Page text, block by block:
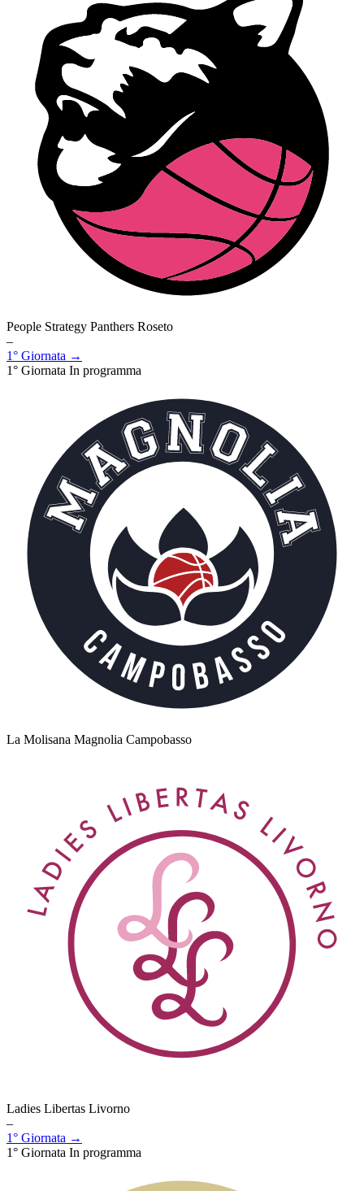
People Strategy Panthers Roseto
–
1° Giornata →
1° Giornata In programma
La Molisana Magnolia Campobasso
Ladies Libertas Livorno
–
1° Giornata →
1° Giornata In programma